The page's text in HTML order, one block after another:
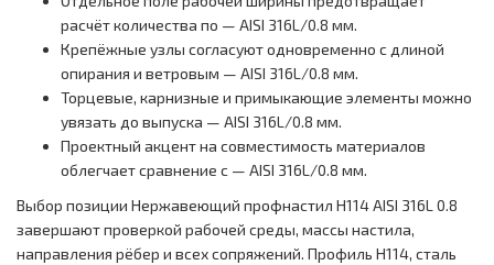
расчёт количества по — AISI 316L/0.8 мм.
Крепёжные узлы согласуют одновременно с длиной
опирания и ветровым — AISI 316L/0.8 мм.
Торцевые, карнизные и примыкающие элементы можно
увязать до выпуска — AISI 316L/0.8 мм.
Проектный акцент на совместимость материалов
облегчает сравнение с — AISI 316L/0.8 мм.
Выбор позиции Нержавеющий профнастил Н114 AISI 316L 0.8
завершают проверкой рабочей среды, массы настила,
направления рёбер и всех сопряжений. Профиль Н114, сталь